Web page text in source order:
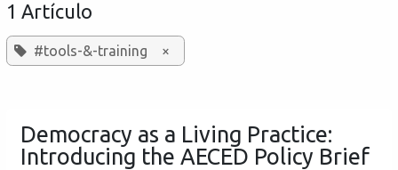
1 Artículo
#tools-&-training ×
Democracy as a Living Practice:
Introducing the AECED Policy Brief